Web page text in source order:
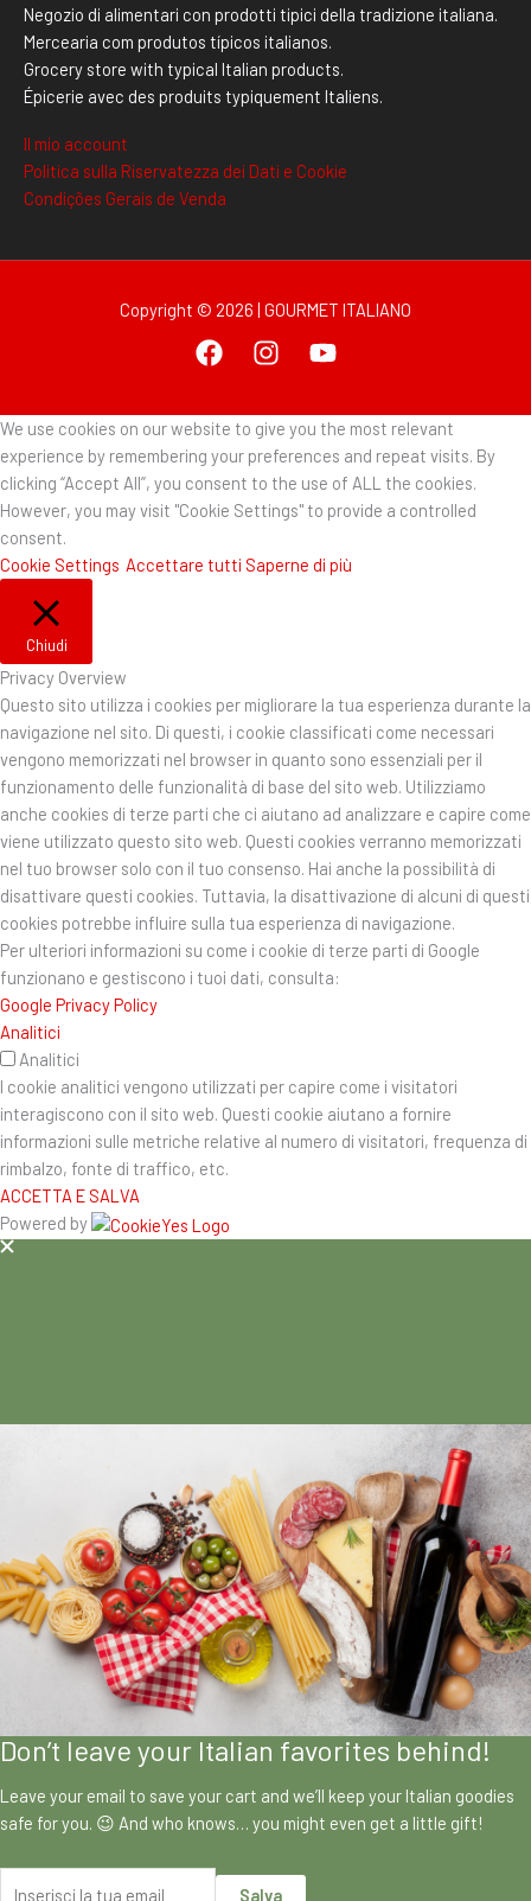
Negozio di alimentari con prodotti tipici della tradizione italiana.
Mercearia com produtos típicos italianos.
Grocery store with typical Italian products.
Épicerie avec des produits typiquement Italiens.
Il mio account
Politica sulla Riservatezza dei Dati e Cookie
Condições Gerais de Venda
Copyright © 2026 | GOURMET ITALIANO
We use cookies on our website to give you the most relevant
experience by remembering your preferences and repeat visits. By
clicking “Accept All”, you consent to the use of ALL the cookies.
However, you may visit "Cookie Settings" to provide a controlled
consent.
Cookie Settings Accettare tutti Saperne di più
Chiudi
Privacy Overview
Questo sito utilizza i cookies per migliorare la tua esperienza durante la
navigazione nel sito. Di questi, i cookie classificati come necessari
vengono memorizzati nel browser in quanto sono essenziali per il
funzionamento delle funzionalità di base del sito web. Utilizziamo
anche cookies di terze parti che ci aiutano ad analizzare e capire come
viene utilizzato questo sito web. Questi cookies verranno memorizzati
nel tuo browser solo con il tuo consenso. Hai anche la possibilità di
disattivare questi cookies. Tuttavia, la disattivazione di alcuni di questi
cookies potrebbe influire sulla tua esperienza di navigazione.
Per ulteriori informazioni su come i cookie di terze parti di Google
funzionano e gestiscono i tuoi dati, consulta:
Google Privacy Policy
Analitici
Analitici
I cookie analitici vengono utilizzati per capire come i visitatori
interagiscono con il sito web. Questi cookie aiutano a fornire
informazioni sulle metriche relative al numero di visitatori, frequenza di
rimbalzo, fonte di traffico, etc.
ACCETTA E SALVA
Powered by
Don’t leave your Italian favorites behind!
Leave your email to save your cart and we’ll keep your Italian goodies
safe for you. 😉 And who knows… you might even get a little gift!
Salva